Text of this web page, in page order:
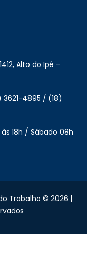
Alto do Ipê -
3621-4895 / (18)
18h / Sábado 08h
Trabalho © 2026 |